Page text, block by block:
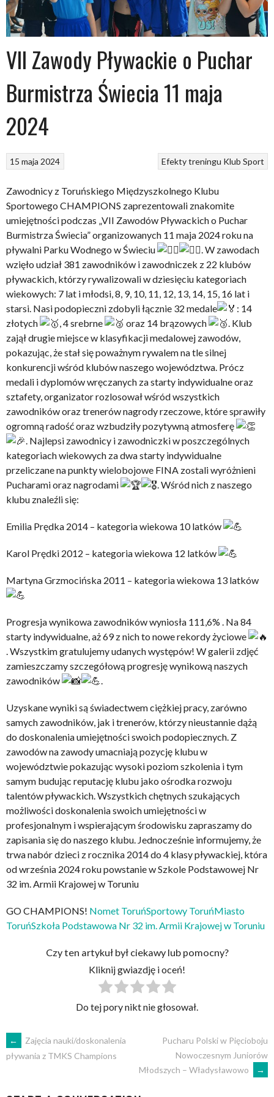
VII Zawody Pływackie o Puchar
Burmistrza Świecia 11 maja
2024
Efekty treningu Klub Sport
15 maja 2024
Zawodnicy z Toruńskiego Międzyszkolnego Klubu
Sportowego CHAMPIONS zaprezentowali znakomite
umiejętności podczas „VII Zawodów Pływackich o Puchar
Burmistrza Świecia” organizowanych 11 maja 2024 roku na
pływalni Parku Wodnego w Świeciu
. W zawodach
wzięło udział 381 zawodników i zawodniczek z 22 klubów
pływackich, którzy rywalizowali w dziesięciu kategoriach
wiekowych: 7 lat i młodsi, 8, 9, 10, 11, 12, 13, 14, 15, 16 lat i
starsi. Nasi podopieczni zdobyli łącznie 32 medale
: 14
złotych
, 4 srebrne oraz 14 brązowych
. Klub
zajął drugie miejsce w klasyfikacji medalowej zawodów,
pokazując, że stał się poważnym rywalem na tle silnej
konkurencji wśród klubów naszego województwa. Prócz
medali i dyplomów wręczanych za starty indywidualne oraz
sztafety, organizator rozlosował wśród wszystkich
zawodników oraz trenerów nagrody rzeczowe, które sprawiły
ogromną radość oraz wzbudziły pozytywną atmosferę
. Najlepsi zawodnicy i zawodniczki w poszczególnych
kategoriach wiekowych za dwa starty indywidualne
przeliczane na punkty wielobojowe FINA zostali wyróżnieni
Pucharami oraz nagrodami
. Wśród nich z naszego
klubu znaleźli się:
Emilia Prędka 2014 – kategoria wiekowa 10 latków
Karol Prędki 2012 – kategoria wiekowa 12 latków
Martyna Grzmocińska 2011 – kategoria wiekowa 13 latków
Progresja wynikowa zawodników wyniosła 111,6% . Na 84
starty indywidualne, aż 69 z nich to nowe rekordy życiowe
. Wszystkim gratulujemy udanych występów! W galerii zdjęć
zamieszczamy szczegółową progresję wynikową naszych
zawodników
.
Uzyskane wyniki są świadectwem ciężkiej pracy, zarówno
samych zawodników, jak i trenerów, którzy nieustannie dążą
do doskonalenia umiejętności swoich podopiecznych. Z
zawodów na zawody umacniają pozycję klubu w
województwie pokazując wysoki poziom szkolenia i tym
samym budując reputację klubu jako ośrodka rozwoju
talentów pływackich. Wszystkich chętnych szukających
możliwości doskonalenia swoich umiejętności w
profesjonalnym i wspierającym środowisku zapraszamy do
zapisania się do naszego klubu. Jednocześnie informujemy, że
trwa nabór dzieci z rocznika 2014 do 4 klasy pływackiej, która
od września 2024 roku powstanie w Szkole Podstawowej Nr
32 im. Armii Krajowej w Toruniu
GO CHAMPIONS! Nomet ToruńSportowy ToruńMiasto
ToruńSzkoła Podstawowa Nr 32 im. Armii Krajowej w Toruniu
Czy ten artykuł był ciekawy lub pomocny?
Kliknij gwiazdję i oceń!
Do tej pory nikt nie głosował.
POST
←
Zajęcia nauki/doskonalenia
pływania z TMKS Champions
Pucharu Polski w Pięcioboju
Nowoczesnym Juniorów
Młodszych – Władysławowo
→